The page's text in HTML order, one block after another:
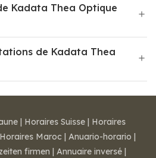
Kadata Thea Optique
de Kadata Thea
| Horaires Suisse | Horaires
Horaires Maroc | Anuario-horario |
firmen | Annuaire inversé |